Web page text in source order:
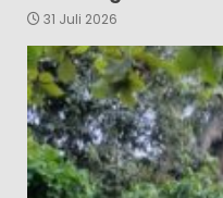
31 Juli 2026